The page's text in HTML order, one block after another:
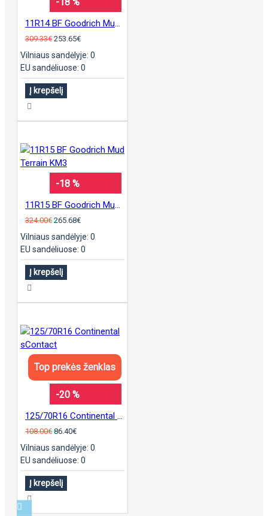
309.33€ 253.65€
Vilniaus sandėlyje: 0
EU sandėliuose: 0
Į krepšelį
-18 %
324.00€ 265.68€
Vilniaus sandėlyje: 0
EU sandėliuose: 0
Į krepšelį
Top prekės ženklas
-20 %
108.00€ 86.40€
Vilniaus sandėlyje: 0
EU sandėliuose: 0
Į krepšelį